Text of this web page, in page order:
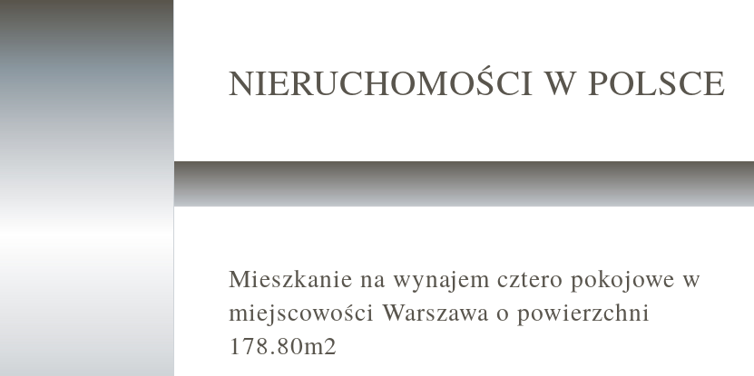
NIERUCHOMOŚCI W POLSCE
Mieszkanie na wynajem cztero pokojowe w
miejscowości Warszawa o powierzchni
178.80m2